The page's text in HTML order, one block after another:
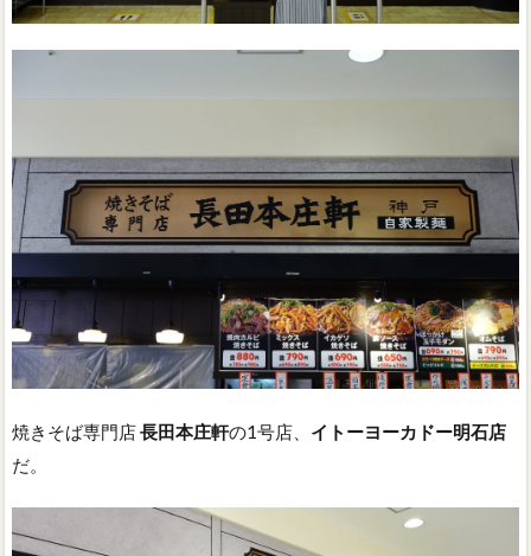
焼きそば専門店長田本庄軒の1号店、 イトーヨーカドー明石店
だ。